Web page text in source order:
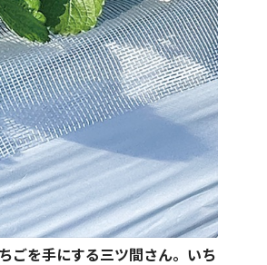
ごを手にする三ツ間さん。いち